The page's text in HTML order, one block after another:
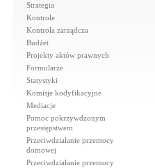
Strategia
Kontrole
Kontrola zarządcza
Budżet
Projekty aktów prawnych
Formularze
Statystyki
Komisje kodyfikacyjne
Mediacje
Pomoc pokrzywdzonym
przestępstwem
Przeciwdziałanie przemocy
domowej
Przeciwdziałanie przemocy